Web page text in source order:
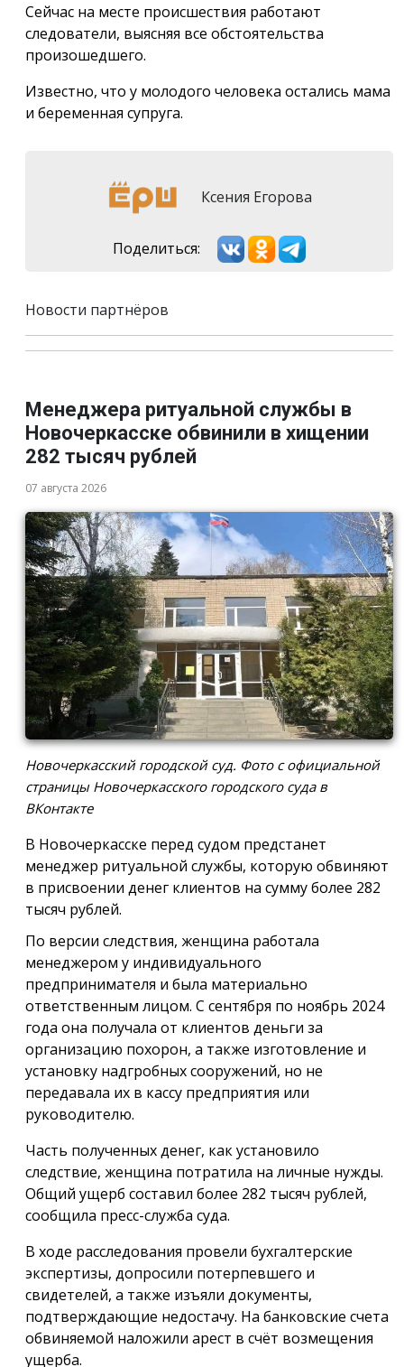
Сейчас на месте происшествия работают
следователи, выясняя все обстоятельства
произошедшего.
Известно, что у молодого человека остались мама
и беременная супруга.
Ксения Егорова
Поделиться:
Новости партнёров
Менеджера ритуальной службы в
Новочеркасске обвинили в хищении
282 тысяч рублей
07 августа 2026
Новочеркасский городской суд. Фото с официальной
страницы Новочеркасского городского суда в
ВКонтакте
В Новочеркасске перед судом предстанет
менеджер ритуальной службы, которую обвиняют
в присвоении денег клиентов на сумму более 282
тысяч рублей.
По версии следствия, женщина работала
менеджером у индивидуального
предпринимателя и была материально
ответственным лицом. С сентября по ноябрь 2024
года она получала от клиентов деньги за
организацию похорон, а также изготовление и
установку надгробных сооружений, но не
передавала их в кассу предприятия или
руководителю.
Часть полученных денег, как установило
следствие, женщина потратила на личные нужды.
Общий ущерб составил более 282 тысяч рублей,
сообщила пресс-служба суда.
В ходе расследования провели бухгалтерские
экспертизы, допросили потерпевшего и
свидетелей, а также изъяли документы,
подтверждающие недостачу. На банковские счета
обвиняемой наложили арест в счёт возмещения
ущерба.